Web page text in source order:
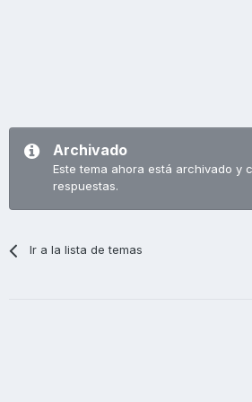
Archivado
Este tema ahora está archivado y
respuestas.
Ir a la lista de temas